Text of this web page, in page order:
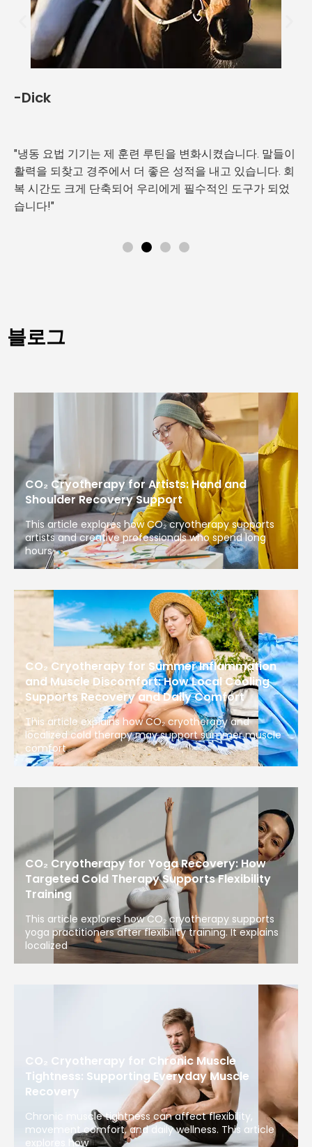
-Dick
"냉동 요법 기기는 제 훈련 루틴을 변화시켰습니다. 말들이
활력을 되찾고 경주에서 더 좋은 성적을 내고 있습니다. 회
복 시간도 크게 단축되어 우리에게 필수적인 도구가 되었
습니다!"
블로그
CO₂ Cryotherapy for Artists: Hand and
Shoulder Recovery Support
This article explores how CO₂ cryotherapy supports
artists and creative professionals who spend long
hours
CO₂ Cryotherapy for Summer Inflammation
and Muscle Discomfort: How Local Cooling
Supports Recovery and Daily Comfort
This article explains how CO₂ cryotherapy and
localized cold therapy may support summer muscle
comfort
CO₂ Cryotherapy for Yoga Recovery: How
Targeted Cold Therapy Supports Flexibility
Training
This article explores how CO₂ cryotherapy supports
yoga practitioners after flexibility training. It explains
localized
CO₂ Cryotherapy for Chronic Muscle
Tightness: Supporting Everyday Muscle
Recovery
Chronic muscle tightness can affect flexibility,
movement comfort, and daily wellness. This article
explores how